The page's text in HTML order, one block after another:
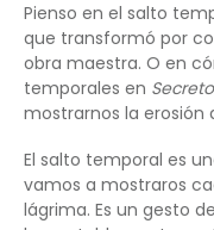
Pienso en el salto
que transformó por
obra maestra. O en
temporales en
mostrarnos la erosión
El salto temporal es
vamos a mostraros
lágrima. Es un gesto